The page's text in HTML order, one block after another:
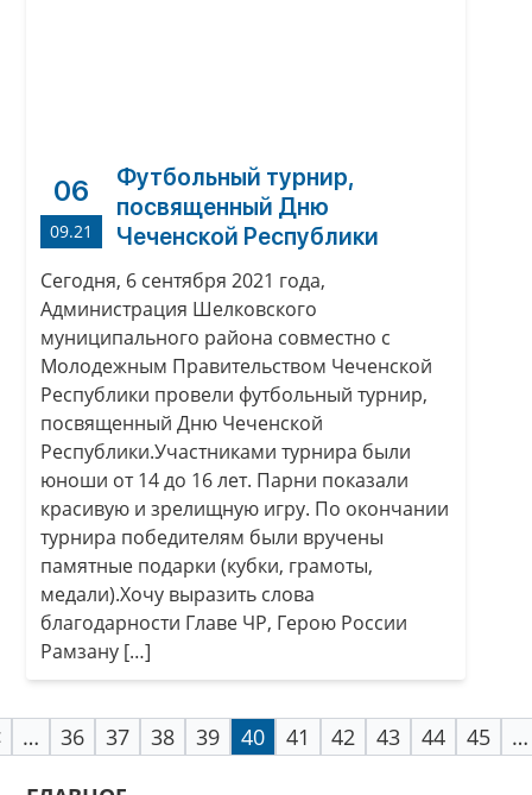
06
09.21
Футбольный турнир,
посвященный Дню
Чеченской Республики
Сегодня, 6 сентября 2021 года,
Администрация Шелковского
муниципального района совместно с
Молодежным Правительством Чеченской
Республики провели футбольный турнир,
посвященный Дню Чеченской
Республики.Участниками турнира были
юноши от 14 до 16 лет. Парни показали
красивую и зрелищную игру. По окончании
турнира победителям были вручены
памятные подарки (кубки, грамоты,
медали).Хочу выразить слова
благодарности Главе ЧР, Герою России
Рамзану […]
… 36 37 38 39 40 41 42 43 44 45 …